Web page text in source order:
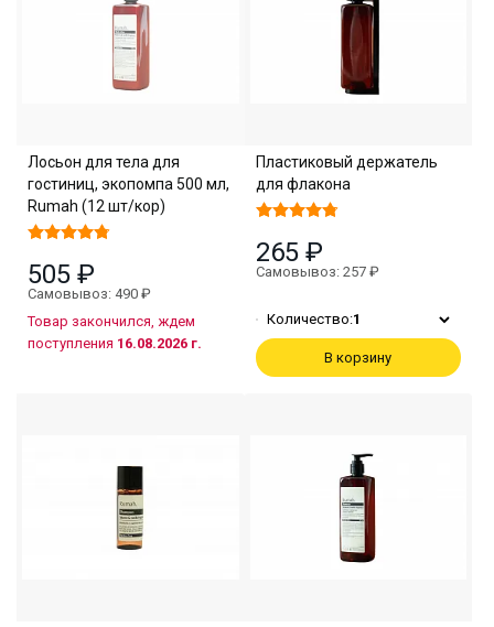
Лосьон для тела для
гостиниц, экопомпа 500 мл,
Rumah (12 шт/кор)
505 ₽
Самовывоз: 490 ₽
Товар закончился, ждем
поступления 16.08.2026 г.
Пластиковый держатель
для флакона
265 ₽
Самовывоз: 257 ₽
Количество:1
В корзину